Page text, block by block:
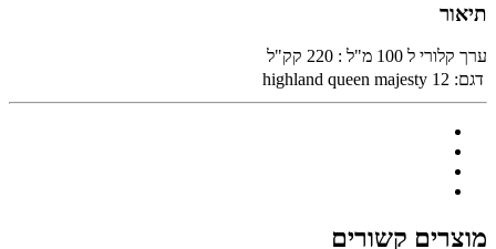
תיאור
ערך קלורי ל 100 מ"ל : 220 קק"ל
דגם: highland queen majesty 12
מוצרים קשורים